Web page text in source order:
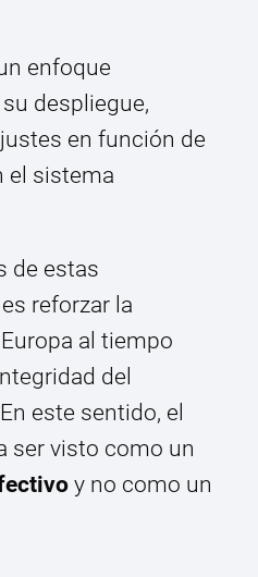
enfoque
despliegue,
en función de
el sistema
de estas
reforzar la
al tiempo
del
este sentido, el
ser visto como un
y no como un